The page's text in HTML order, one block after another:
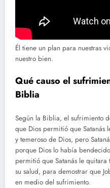
Él tiene un plan para nuestras
nuestro bien.
Qué causo el
Biblia
Según la Biblia, el sufrimiento
que Dios permitió que Satanás
y temeroso de Dios, pero
porque Dios lo había
permitió que Satanás le
su salud, para demostrar que
en medio del sufrimiento.